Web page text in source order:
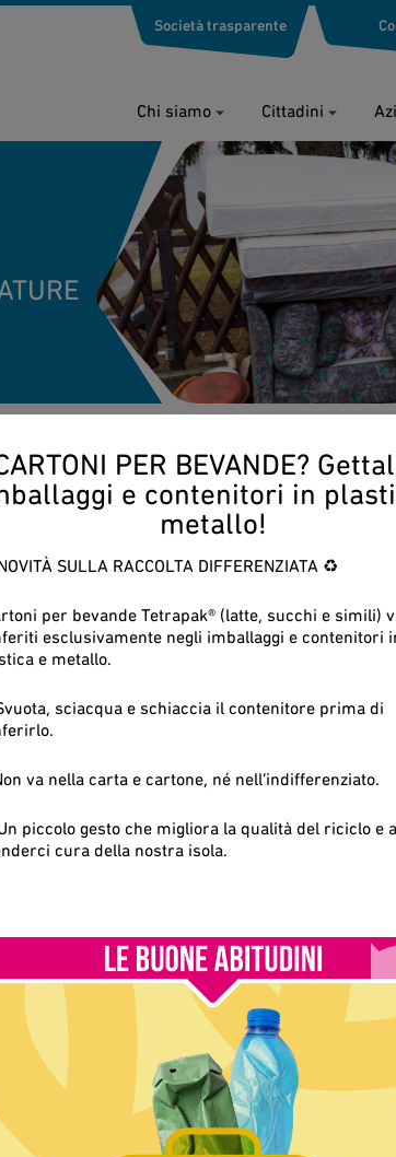
PER BEVANDE?
e contenitori in
metallo!
SULLA RACCOLTA DIFFERENZIATA ♻️
per bevande Tetrapak® (latte, succhi e simili)
esclusivamente negli imballaggi e contenitori
e metallo.
sciacqua e schiaccia il contenitore prima di
va nella carta e cartone, né nell’indifferenziato.
piccolo gesto che migliora la qualità del riciclo e
cura della nostra isola.
Società trasparente
Chi siamo Cittadini
di grandi dimensioni, come ad esempio mobili
e modeste quantità di sfalci e potature.
il conferimento diretto da parte delle utenze
, durante i rispettivi orari di apertura e in modo
nell’elenco presente nell’allegato L-
del proprio Comune, ESA S.p.A. svolge un
rifiuti vegetali (sfalci e potature) può avvenire
8:00 – 13:00;
concordato con l’addetto ESA.
dovrà necessariamente essere posizionato sul
il ritiro (la sera antecedente) al fine di non
dell’ambiente pubblico e dovrà essere esposto